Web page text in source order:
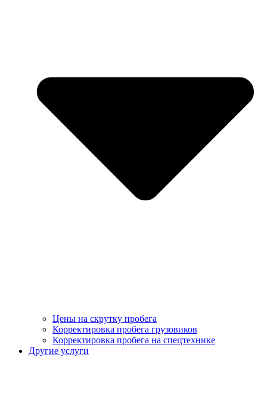
Цены на скрутку пробега
Корректировка пробега грузовиков
Корректировка пробега на спецтехнике
Другие услуги